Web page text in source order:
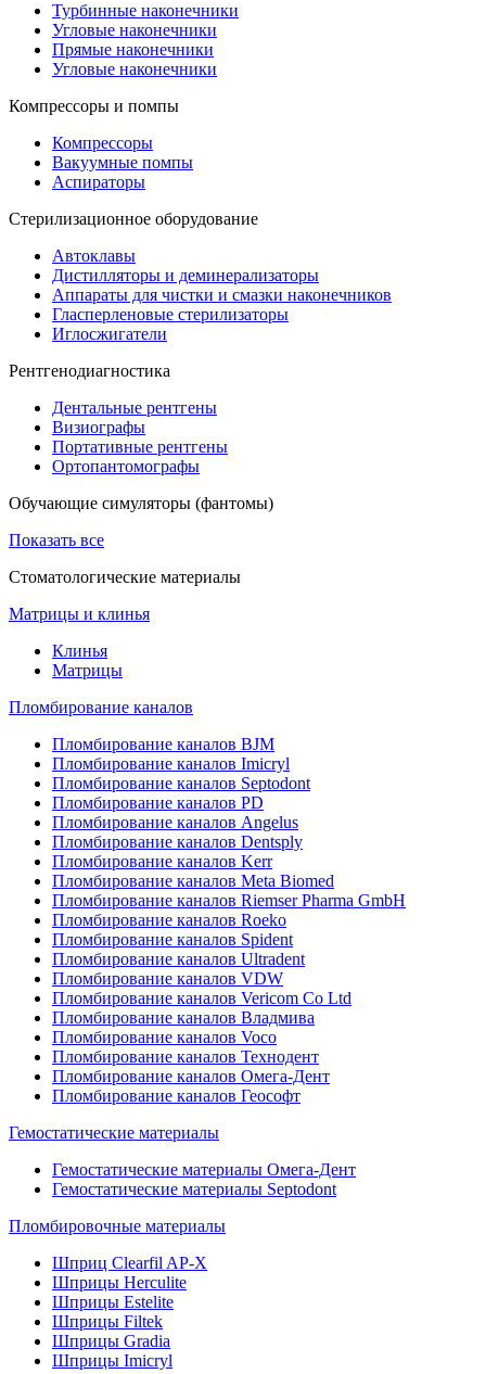
Турбинные наконечники
Угловые наконечники
Прямые наконечники
Угловые наконечники
Компрессоры и помпы
Компрессоры
Вакуумные помпы
Аспираторы
Стерилизационное оборудование
Автоклавы
Дистилляторы и деминерализаторы
Аппараты для чистки и смазки наконечников
Гласперленовые стерилизаторы
Иглосжигатели
Рентгенодиагностика
Дентальные рентгены
Визиографы
Портативные рентгены
Ортопантомографы
Обучающие симуляторы (фантомы)
Показать все
Стоматологические материалы
Матрицы и клинья
Клинья
Матрицы
Пломбирование каналов
Пломбирование каналов BJM
Пломбирование каналов Imicryl
Пломбирование каналов Septodont
Пломбирование каналов PD
Пломбирование каналов Angelus
Пломбирование каналов Dentsply
Пломбирование каналов Kerr
Пломбирование каналов Meta Biomed
Пломбирование каналов Riemser Pharma GmbH
Пломбирование каналов Roeko
Пломбирование каналов Spident
Пломбирование каналов Ultradent
Пломбирование каналов VDW
Пломбирование каналов Vericom Co Ltd
Пломбирование каналов Владмива
Пломбирование каналов Voco
Пломбирование каналов Технодент
Пломбирование каналов Омега-Дент
Пломбирование каналов Геософт
Гемостатические материалы
Гемостатические материалы Омега-Дент
Гемостатические материалы Septodont
Пломбировочные материалы
Шприц Clearfil AP-X
Шприцы Herculite
Шприцы Estelite
Шприцы Filtek
Шприцы Gradia
Шприцы Imicryl